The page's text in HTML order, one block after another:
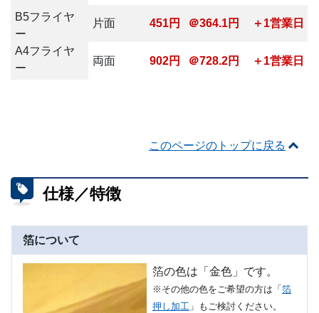
B5フライヤ
ー
A4フライヤ
ー
片面 451円 ＠364.1円 ＋1営業日
両面 902円 ＠728.2円 ＋1営業日
このページのトップに戻る
仕様／特徴
箔について
箔の色は「金色」です。
※その他の色をご希望の方は「 箔
押し加工 」もご検討ください。